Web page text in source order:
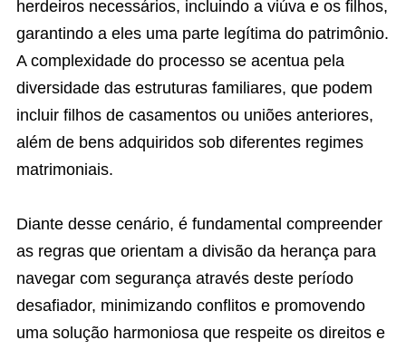
herdeiros necessários, incluindo a viúva e os filhos,
garantindo a eles uma parte legítima do patrimônio.
A complexidade do processo se acentua pela
diversidade das estruturas familiares, que podem
incluir filhos de casamentos ou uniões anteriores,
além de bens adquiridos sob diferentes regimes
matrimoniais.
Diante desse cenário, é fundamental compreender
as regras que orientam a divisão da herança para
navegar com segurança através deste período
desafiador, minimizando conflitos e promovendo
uma solução harmoniosa que respeite os direitos e